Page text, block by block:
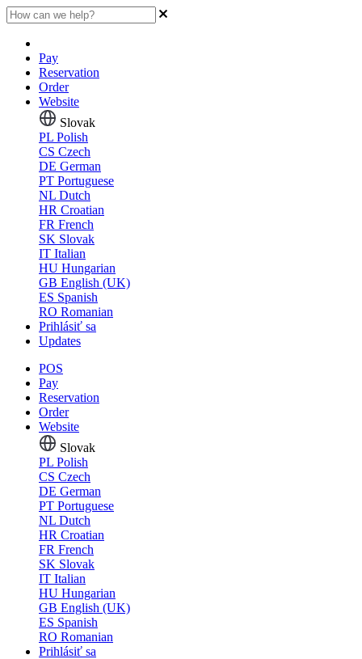
Pay
Reservation
Order
Website
Slovak
PL Polish
CS Czech
DE German
PT Portuguese
NL Dutch
HR Croatian
FR French
SK Slovak
IT Italian
HU Hungarian
GB English (UK)
ES Spanish
RO Romanian
Prihlásiť sa
Updates
POS
Pay
Reservation
Order
Website
Slovak
PL Polish
CS Czech
DE German
PT Portuguese
NL Dutch
HR Croatian
FR French
SK Slovak
IT Italian
HU Hungarian
GB English (UK)
ES Spanish
RO Romanian
Prihlásiť sa